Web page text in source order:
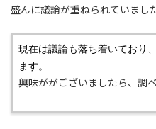
盛んに議論が重ねられていました
現在は議論も落ち着いており
ます。
興味ががございましたら、調